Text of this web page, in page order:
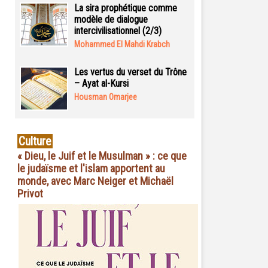
La sira prophétique comme
modèle de dialogue
intercivilisationnel (2/3)
Mohammed El Mahdi Krabch
Les vertus du verset du Trône
– Ayat al-Kursi
Housman Omarjee
Culture
« Dieu, le Juif et le Musulman » : ce que
le judaïsme et l'islam apportent au
monde, avec Marc Neiger et Michaël
Privot